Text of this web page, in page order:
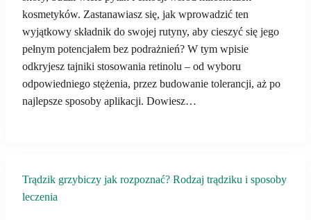
kosmetyków. Zastanawiasz się, jak wprowadzić ten
wyjątkowy składnik do swojej rutyny, aby cieszyć się jego
pełnym potencjałem bez podrażnień? W tym wpisie
odkryjesz tajniki stosowania retinolu – od wyboru
odpowiedniego stężenia, przez budowanie tolerancji, aż po
najlepsze sposoby aplikacji. Dowiesz…
Trądzik grzybiczy jak rozpoznać? Rodzaj trądziku i sposoby
leczenia